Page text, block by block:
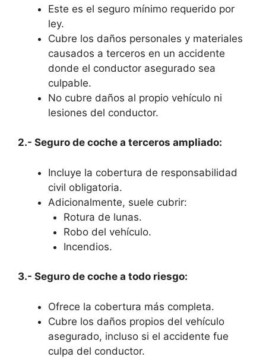
Este es el seguro mínimo requerido por
ley.
Cubre los daños personales y materiales
causados a terceros en un accidente
donde el conductor asegurado sea
culpable.
No cubre daños al propio vehículo ni
lesiones del conductor.
2.- Seguro de coche a terceros ampliado:
Incluye la cobertura de responsabilidad
civil obligatoria.
Adicionalmente, suele cubrir:
Rotura de lunas.
Robo del vehículo.
Incendios.
3.- Seguro de coche a todo riesgo:
Ofrece la cobertura más completa.
Cubre los daños propios del vehículo
asegurado, incluso si el accidente fue
culpa del conductor.